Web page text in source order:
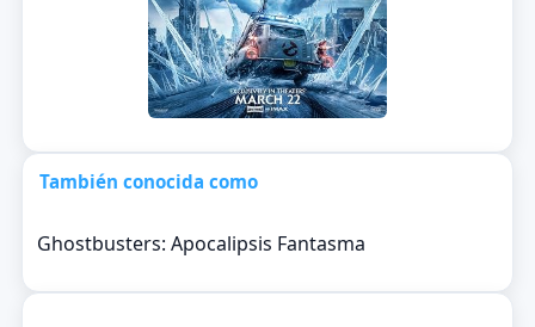
También conocida como
Ghostbusters: Apocalipsis Fantasma